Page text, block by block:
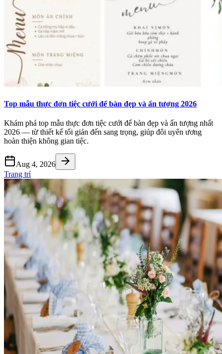
Top mẫu thực đơn tiệc cưới để bàn đẹp và ấn tượng 2026
Khám phá top mẫu thực đơn tiệc cưới để bàn đẹp và ấn tượng nhất
2026 — từ thiết kế tối giản đến sang trọng, giúp đôi uyên ương
hoàn thiện không gian tiệc.
Aug 4, 2026
Trang trí